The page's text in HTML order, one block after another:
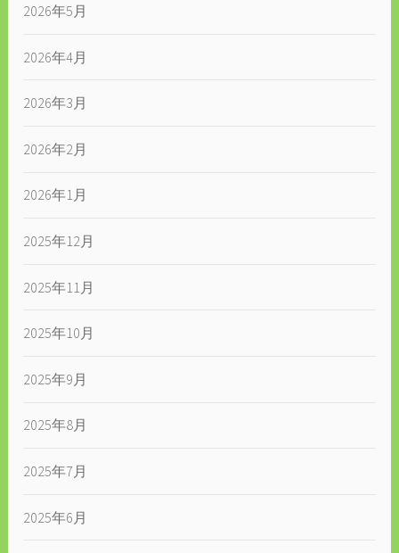
2026年5月
2026年4月
2026年3月
2026年2月
2026年1月
2025年12月
2025年11月
2025年10月
2025年9月
2025年8月
2025年7月
2025年6月